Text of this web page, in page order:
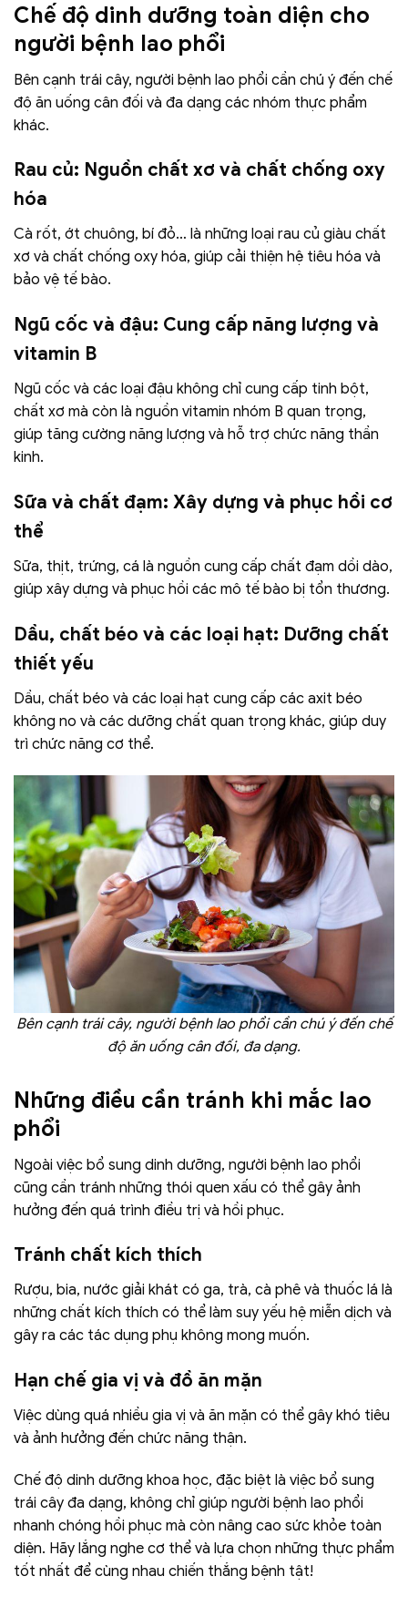
Chế độ dinh dưỡng toàn diện cho
người bệnh lao phổi
Bên cạnh trái cây, người bệnh lao phổi cần chú ý đến chế
độ ăn uống cân đối và đa dạng các nhóm thực phẩm
khác.
Rau củ: Nguồn chất xơ và chất chống oxy
hóa
Cà rốt, ớt chuông, bí đỏ… là những loại rau củ giàu chất
xơ và chất chống oxy hóa, giúp cải thiện hệ tiêu hóa và
bảo vệ tế bào.
Ngũ cốc và đậu: Cung cấp năng lượng và
vitamin B
Ngũ cốc và các loại đậu không chỉ cung cấp tinh bột,
chất xơ mà còn là nguồn vitamin nhóm B quan trọng,
giúp tăng cường năng lượng và hỗ trợ chức năng thần
kinh.
Sữa và chất đạm: Xây dựng và phục hồi cơ
thể
Sữa, thịt, trứng, cá là nguồn cung cấp chất đạm dồi dào,
giúp xây dựng và phục hồi các mô tế bào bị tổn thương.
Dầu, chất béo và các loại hạt: Dưỡng chất
thiết yếu
Dầu, chất béo và các loại hạt cung cấp các axit béo
không no và các dưỡng chất quan trọng khác, giúp duy
trì chức năng cơ thể.
Bên cạnh trái cây, người bệnh lao phổi cần chú ý đến chế
độ ăn uống cân đối, đa dạng.
Những điều cần tránh khi mắc lao
phổi
Ngoài việc bổ sung dinh dưỡng, người bệnh lao phổi
cũng cần tránh những thói quen xấu có thể gây ảnh
hưởng đến quá trình điều trị và hồi phục.
Tránh chất kích thích
Rượu, bia, nước giải khát có ga, trà, cà phê và thuốc lá là
những chất kích thích có thể làm suy yếu hệ miễn dịch và
gây ra các tác dụng phụ không mong muốn.
Hạn chế gia vị và đồ ăn mặn
Việc dùng quá nhiều gia vị và ăn mặn có thể gây khó tiêu
và ảnh hưởng đến chức năng thận.
Chế độ dinh dưỡng khoa học, đặc biệt là việc bổ sung
trái cây đa dạng, không chỉ giúp người bệnh lao phổi
nhanh chóng hồi phục mà còn nâng cao sức khỏe toàn
diện. Hãy lắng nghe cơ thể và lựa chọn những thực phẩm
tốt nhất để cùng nhau chiến thắng bệnh tật!